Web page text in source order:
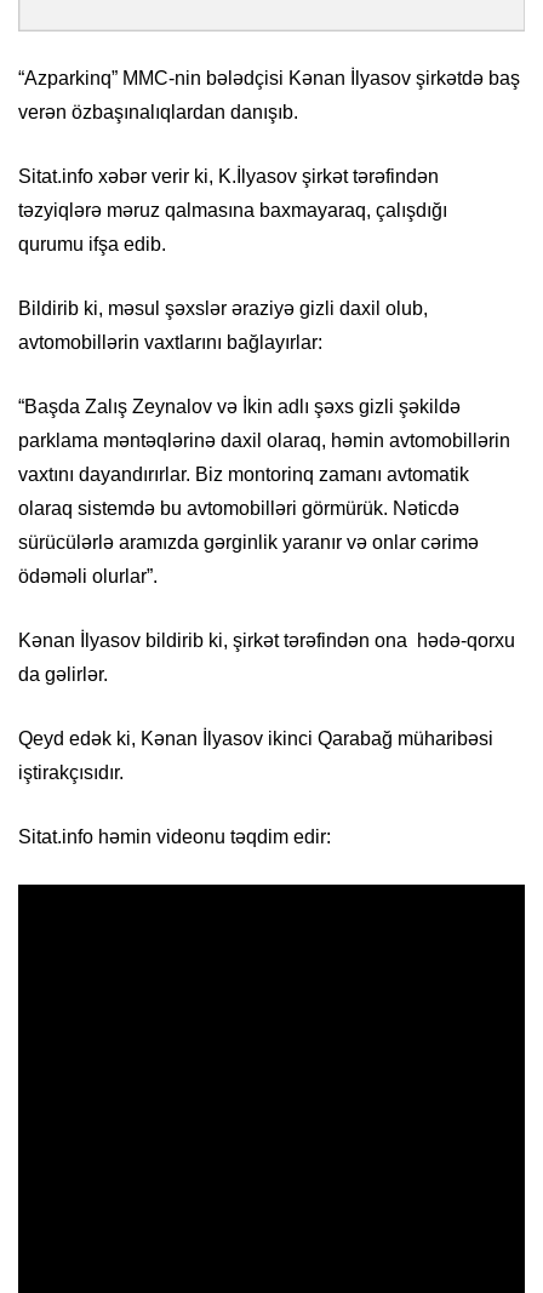
“Azparkinq” MMC-nin bələdçisi Kənan İlyasov şirkətdə baş
verən özbaşınalıqlardan danışıb.
Sitat.info xəbər verir ki, K.İlyasov şirkət tərəfindən
təzyiqlərə məruz qalmasına baxmayaraq, çalışdığı
qurumu ifşa edib.
Bildirib ki, məsul şəxslər əraziyə gizli daxil olub,
avtomobillərin vaxtlarını bağlayırlar:
“Başda Zalış Zeynalov və İkin adlı şəxs gizli şəkildə
parklama məntəqlərinə daxil olaraq, həmin avtomobillərin
vaxtını dayandırırlar. Biz montorinq zamanı avtomatik
olaraq sistemdə bu avtomobilləri görmürük. Nəticdə
sürücülərlə aramızda gərginlik yaranır və onlar cərimə
ödəməli olurlar”.
Kənan İlyasov bildirib ki, şirkət tərəfindən ona hədə-qorxu
da gəlirlər.
Qeyd edək ki, Kənan İlyasov ikinci Qarabağ müharibəsi
iştirakçısıdır.
Sitat.info həmin videonu təqdim edir: